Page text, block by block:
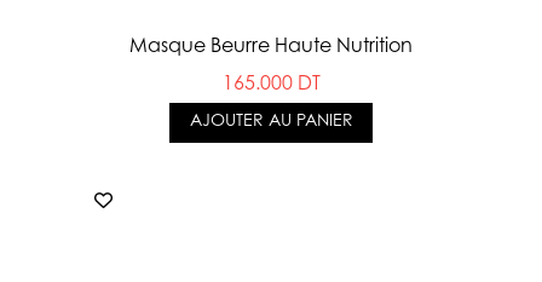
Masque Beurre Haute Nutrition
165.000 DT
AJOUTER AU PANIER